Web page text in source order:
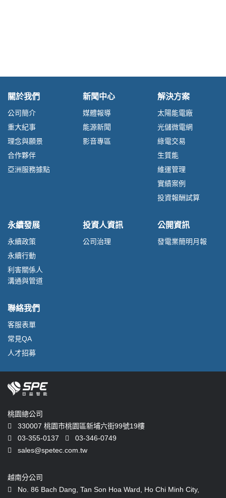
關於我們
公司簡介
重大紀事
理念與願景
合作夥伴
亞洲服務據點
新聞中心
媒體報導
能源新聞
影音專區
解決方案
太陽能電廠
光儲微電網
綠電交易
生質能
維運管理
實績案例
投資報酬試算
永續發展
永續政策
永續行動
利害關係人
溝通與管道
投資人資訊
公司治理
公開資訊
發電業簡明月報
聯絡我們
客服表單
常見QA
人才招募
桃園總公司
330007 桃園市桃園區新埔六街99號19樓
03-355-0137
03-346-0749
sales@spetec.com.tw
越南分公司
No. 86 Bach Dang, Tan Son Hoa Ward, Ho Chi Minh City,